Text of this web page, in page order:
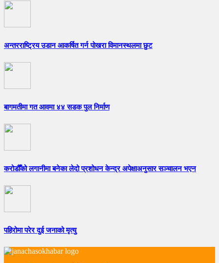
अन्तरराष्ट्रिय उडान आकर्षित गर्न पोखरा विमानस्थलमा छुट
बागमतीमा गत आवमा ४४ सडक पुल निर्माण
करोडौँको लगानीमा बनेका लेदो प्रशोधन केन्द्र अपेक्षाअनुसार सञ्चालन भएन
पहिरोमा परेर दुई जनाको मृत्यु